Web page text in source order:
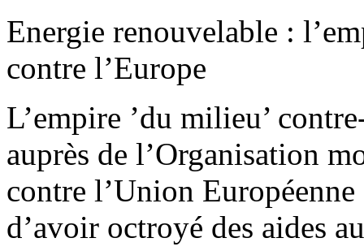
Energie renouvelable :
contre l’Europe
L’empire ’du milieu’
auprès de l’Organisation
contre l’Union
d’avoir octroyé des aides